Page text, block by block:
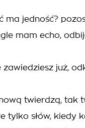
ma jedność?
mam echo,
zawiedziesz już,
nową twierdzą, tak
tylko słów, kiedy